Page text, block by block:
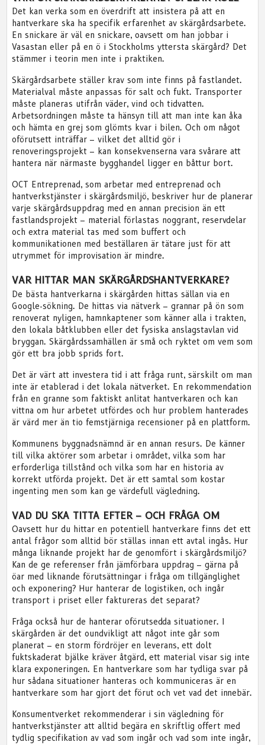
Det kan verka som en överdrift att insistera på att en
hantverkare ska ha specifik erfarenhet av skärgårdsarbete.
En snickare är väl en snickare, oavsett om han jobbar i
Vasastan eller på en ö i Stockholms yttersta skärgård? Det
stämmer i teorin men inte i praktiken.
Skärgårdsarbete ställer krav som inte finns på fastlandet.
Materialval måste anpassas för salt och fukt. Transporter
måste planeras utifrån väder, vind och tidvatten.
Arbetsordningen måste ta hänsyn till att man inte kan åka
och hämta en grej som glömts kvar i bilen. Och om något
oförutsett inträffar – vilket det alltid gör i
renoveringsprojekt – kan konsekvenserna vara svårare att
hantera när närmaste bygghandel ligger en båttur bort.
OCT Entreprenad, som arbetar med entreprenad och
hantverkstjänster i skärgårdsmiljö, beskriver hur de planerar
varje skärgårdsuppdrag med en annan precision än ett
fastlandsprojekt – material förlastas noggrant, reservdelar
och extra material tas med som buffert och
kommunikationen med beställaren är tätare just för att
utrymmet för improvisation är mindre.
VAR HITTAR MAN SKÄRGÅRDSHANTVERKARE?
De bästa hantverkarna i skärgården hittas sällan via en
Google-sökning. De hittas via nätverk – grannar på ön som
renoverat nyligen, hamnkaptener som känner alla i trakten,
den lokala båtklubben eller det fysiska anslagstavlan vid
bryggan. Skärgårdssamhällen är små och ryktet om vem som
gör ett bra jobb sprids fort.
Det är värt att investera tid i att fråga runt, särskilt om man
inte är etablerad i det lokala nätverket. En rekommendation
från en granne som faktiskt anlitat hantverkaren och kan
vittna om hur arbetet utfördes och hur problem hanterades
är värd mer än tio femstjärniga recensioner på en plattform.
Kommunens byggnadsnämnd är en annan resurs. De känner
till vilka aktörer som arbetar i området, vilka som har
erforderliga tillstånd och vilka som har en historia av
korrekt utförda projekt. Det är ett samtal som kostar
ingenting men som kan ge värdefull vägledning.
VAD DU SKA TITTA EFTER – OCH FRÅGA OM
Oavsett hur du hittar en potentiell hantverkare finns det ett
antal frågor som alltid bör ställas innan ett avtal ingås. Hur
många liknande projekt har de genomfört i skärgårdsmiljö?
Kan de ge referenser från jämförbara uppdrag – gärna på
öar med liknande förutsättningar i fråga om tillgänglighet
och exponering? Hur hanterar de logistiken, och ingår
transport i priset eller faktureras det separat?
Fråga också hur de hanterar oförutsedda situationer. I
skärgården är det oundvikligt att något inte går som
planerat – en storm fördröjer en leverans, ett dolt
fuktskaderat bjälke kräver åtgärd, ett material visar sig inte
klara exponeringen. En hantverkare som har tydliga svar på
hur sådana situationer hanteras och kommuniceras är en
hantverkare som har gjort det förut och vet vad det innebär.
Konsumentverket rekommenderar i sin vägledning för
hantverkstjänster att alltid begära en skriftlig offert med
tydlig specifikation av vad som ingår och vad som inte ingår,